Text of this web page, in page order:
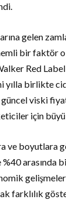
gelen
bir faktör
Red
yılla birlikte
viski
için
ve boyutlara
arasında
farklılık